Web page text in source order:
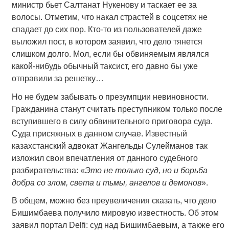
министр бьет Салтанат Нукенову и таскает ее за
волосы. Отметим, что накал страстей в соцсетях не
спадает до сих пор. Кто-то из пользователей даже
выложил пост, в котором заявил, что дело тянется
слишком долго. Мол, если бы обвиняемым являлся
какой-нибудь обычный таксист, его давно бы уже
отправили за решетку…
Но не будем забывать о презумпции невиновности.
Гражданина станут считать преступником только после
вступившего в силу обвинительного приговора суда.
Суда присяжных в данном случае. Известный
казахстанский адвокат Жангельды Сулейманов так
изложил свои впечатления от данного судебного
разбирательства: «Это не только суд, но и борьба
добра со злом, света и тьмы, ангелов и демонов».
В общем, можно без преувеличения сказать, что дело
Бишимбаева получило мировую известность. Об этом
заявил портал Delfi: суд над Бишимбаевым, а также его